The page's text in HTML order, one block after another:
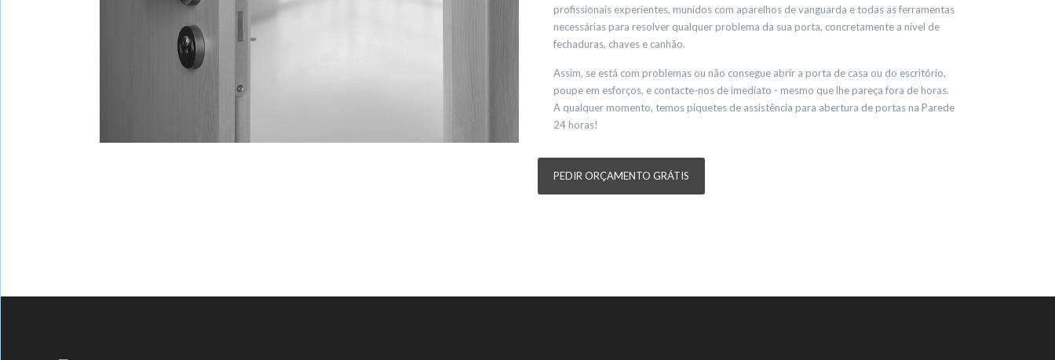
profissionais experientes, munidos com aparelhos de vanguarda e todas as ferramentas
necessárias para resolver qualquer problema da sua porta, concretamente a nível de
fechaduras, chaves e canhão.
Assim, se está com problemas ou não consegue abrir a porta de casa ou do escritório,
poupe em esforços, e contacte-nos de imediato - mesmo que lhe pareça fora de horas.
A qualquer momento, temos piquetes de assistência para abertura de portas na Parede
24 horas!
PEDIR ORÇAMENTO GRÁTIS